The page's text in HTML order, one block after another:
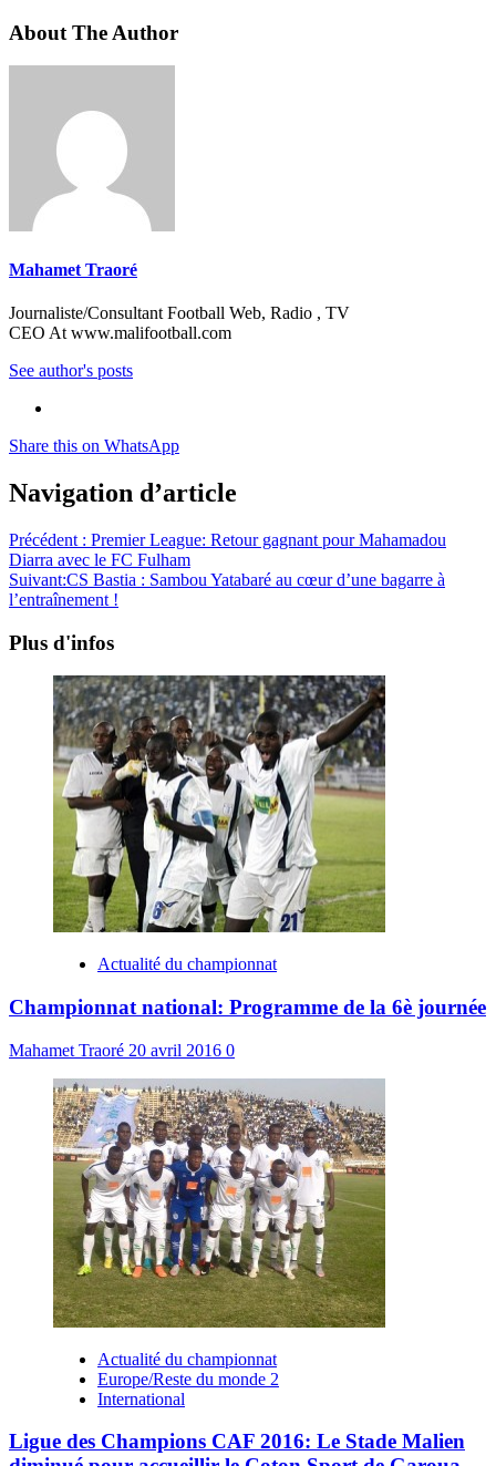
About The Author
Mahamet Traoré
Journaliste/Consultant Football Web, Radio , TV
CEO At www.malifootball.com
See author's posts
Share this on WhatsApp
Navigation d’article
Précédent : Premier League: Retour gagnant pour Mahamadou
Diarra avec le FC Fulham
Suivant:CS Bastia : Sambou Yatabaré au cœur d’une bagarre à
l’entraînement !
Plus d'infos
Actualité du championnat
Championnat national: Programme de la 6è journée
Mahamet Traoré 20 avril 2016 0
Actualité du championnat
Europe/Reste du monde 2
International
Ligue des Champions CAF 2016: Le Stade Malien